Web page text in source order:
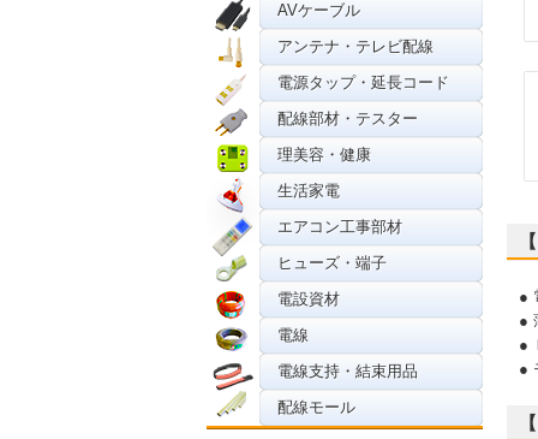
AVケーブル
アンテナ・テレビ配線
電源タップ・延長コード
配線部材・テスター
理美容・健康
生活家電
エアコン工事部材
ヒューズ・端子
電設資材
電線
電線支持・結束用品
配線モール
●
●
●
●